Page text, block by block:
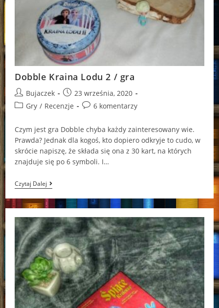
Dobble Kraina Lodu 2 / gra
Post
author:
Bujaczek
Post
published:
23 września, 2020
PostGry / Recenzje
Post6 komentarzy
Czym jest gra Dobble chyba każdy zainteresowany wie.
Prawda? Jednak dla kogoś, kto dopiero odkryje to cudo, w
skrócie napiszę, że składa się ona z 30 kart, na których
znajduje się po 6 symboli. I…
Czytaj DalejDobble
Kraina
Lodu
2
/
Gra